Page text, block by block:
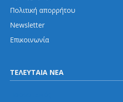
Πολιτική απορρήτου
Newsletter
Επικοινωνία
ΤΕΛΕΥΤΑΙΑ ΝΕΑ